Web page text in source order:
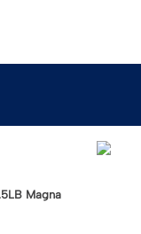
Magna